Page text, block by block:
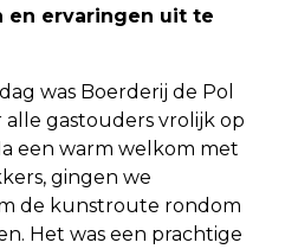
en ervaringen uit te
was Boerderij de Pol
alle gastouders vrolijk op
een warm welkom met
gingen we
de kunstroute rondom
Het was een prachtige